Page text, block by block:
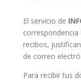
El servicio de
recibos,
de correo
Para recibir tus